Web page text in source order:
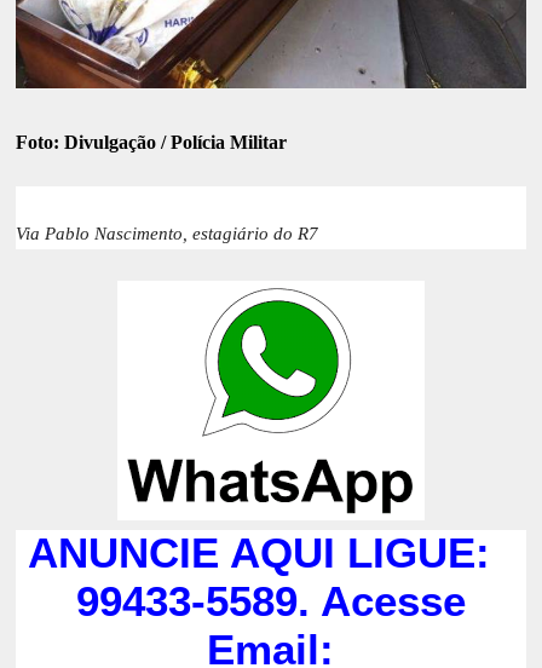
Foto: Divulgação / Polícia Militar
Via Pablo Nascimento, estagiário do R7
ANUNCIE AQUI LIGUE:
99433-5589. Acesse
Email: